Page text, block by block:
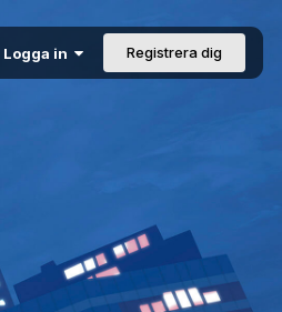
Logga in Registrera dig